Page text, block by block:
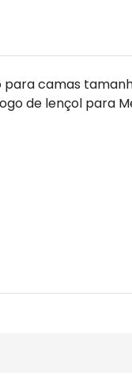
camas
de lençol para